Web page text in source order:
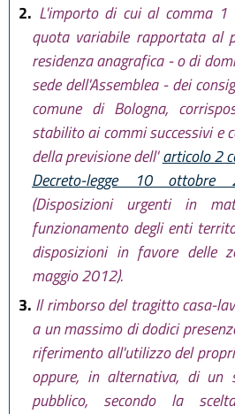
2. L'importo di cui al comma 1
quota variabile rapportata al
residenza anagrafica - o di
sede dell'Assemblea - dei
comune di Bologna,
stabilito ai commi successivi e
della previsione dell'articolo 2
Decreto-legge 10
(Disposizioni urgenti in
funzionamento degli enti
disposizioni in favore delle
maggio 2012).
3. Il rimborso del tragitto casa-
a un massimo di dodici
riferimento all'utilizzo del
oppure, in alternativa, di un
pubblico, secondo la